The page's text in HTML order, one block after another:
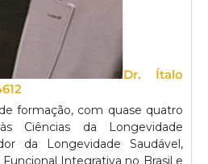
Dr. Ítalo
formação, com quase quatro
Ciências da Longevidade
da Longevidade Saudável,
Integrativa no Brasil e